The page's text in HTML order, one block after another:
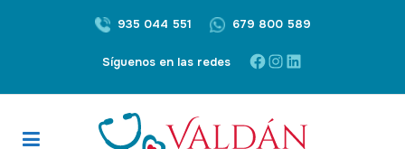
935 044 551 679 800 589
Síguenos en las redes Facebook
Instagram
LinkedIn